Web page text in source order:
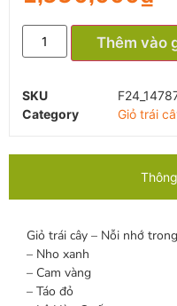
Thêm vào
SKU
Category
Giỏ trái
Giỏ trái cây – Nỗi nhớ
– Nho xanh
– Cam vàng
– Táo đỏ